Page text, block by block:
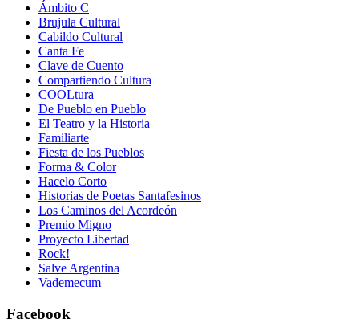
Ámbito C
Brujula Cultural
Cabildo Cultural
Canta Fe
Clave de Cuento
Compartiendo Cultura
COOLtura
De Pueblo en Pueblo
El Teatro y la Historia
Familiarte
Fiesta de los Pueblos
Forma & Color
Hacelo Corto
Historias de Poetas Santafesinos
Los Caminos del Acordeón
Premio Migno
Proyecto Libertad
Rock!
Salve Argentina
Vademecum
Facebook